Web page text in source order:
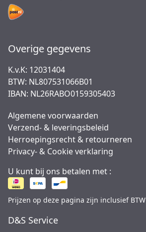
Overige gegevens
K.v.K: 12031404
BTW: NL807531066B01
IBAN: NL26RABO0159305403
Algemene voorwaarden
Verzend- & leveringsbeleid
Herroepingsrecht & retourneren
Privacy- & Cookie verklaring
U kunt bij ons betalen met :
Prijzen op deze pagina zijn inclusief BTW
D&S Service